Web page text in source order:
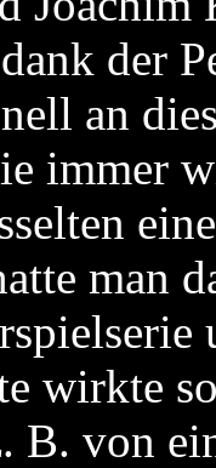
der
an
immer
man
wirkte
B. von